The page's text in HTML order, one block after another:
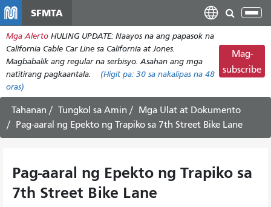
pangunahing
nilalaman
SFMTA
I-
ang
Mga Alerto HULING UPDATE: Naayos na ang papasok na
California Cable Car Line sa California at Jones.
Magbabalik ang regular na serbisyo. Asahan ang mga
natitirang pagkaantala.
(Higit pa: 30 sa nakalipas na 48
oras)
Mag-
subscribe
Tahanan Tungkol sa Amin
Mga Ulat at Dokumento
Pag-aaral ng Epekto ng Trapiko sa 7th Street Bike Lane
Pag-aaral ng Epekto ng Trapiko sa
7th Street Bike Lane